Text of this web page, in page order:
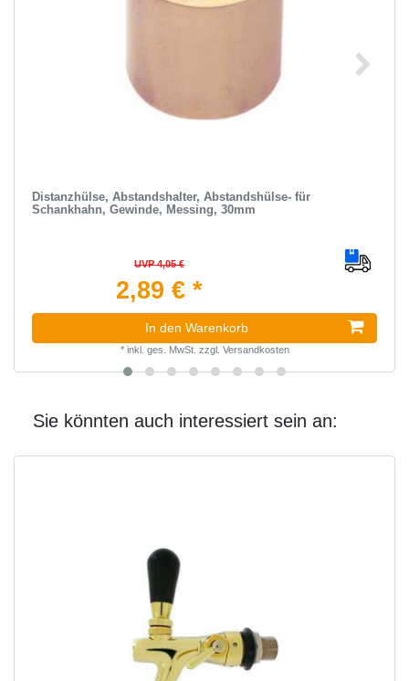
Distanzhülse, Abstandshalter, Abstandshülse- für
Schankhahn, Gewinde, Messing, 30mm
UVP 4,05 €
2,89 € *
In den Warenkorb
* inkl. ges. MwSt. zzgl. Versandkosten
Sie könnten auch interessiert sein an: